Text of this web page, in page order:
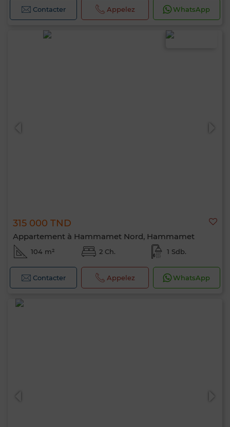
Contacter Appelez WhatsApp
315 000 TND
Appartement à Hammamet Nord, Hammamet
104 m² 2 Ch. 1 Sdb.
Contacter Appelez WhatsApp